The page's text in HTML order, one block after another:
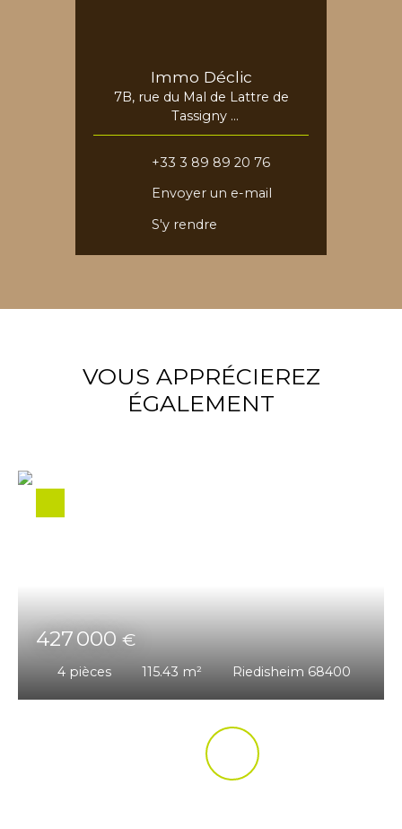
Immo Déclic
7B, rue du Mal de Lattre de
Tassigny
68730 Blotzheim
+33 3 89 89 20 76
Envoyer un e-mail
S'y rendre
VOUS APPRÉCIEREZ
ÉGALEMENT
427 000€
4 pièces 115.43 m² Riedisheim 68400